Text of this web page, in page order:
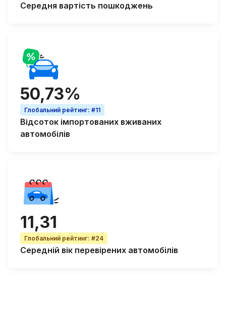
Середня вартість пошкоджень
50,73%
Глобальний рейтинг: #11
Відсоток імпортованих вживаних
автомобілів
11,31
Глобальний рейтинг: #24
Середній вік перевірених автомобілів